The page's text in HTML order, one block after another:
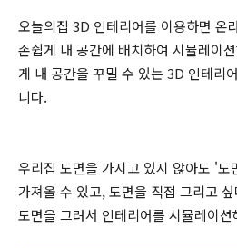
오늘의집 3D 인테리어를 이용하면 온
손쉽게 내 공간에 배치하여 시뮬레이
게 내 공간을 꾸밀 수 있는 3D 인테리
니다.
우리집 도면을 가지고 있지 않아도 '
가져올 수 있고, 도면을 직접 그리고
도면을 그려서 인테리어를 시뮬레이